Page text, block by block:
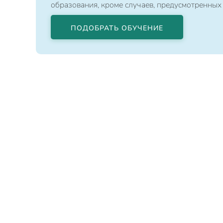
образования, кроме случаев,
ПОДОБРАТЬ ОБУЧЕНИЕ